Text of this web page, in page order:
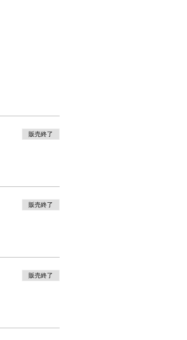
販売終了
販売終了
販売終了